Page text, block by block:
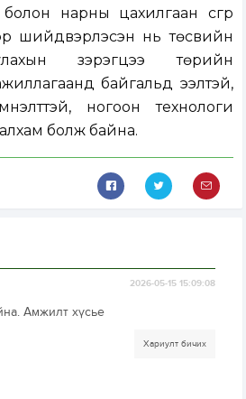
нарны цахилгаан үүсгүүр
шийдвэрлэсэн нь төсвийн
зэрэгцээ төрийн
байгальд ээлтэй,
ногоон технологи
алхам болж байна.
2026-05-15 15:09:08
Амжилт хүсье
Хариулт бичих